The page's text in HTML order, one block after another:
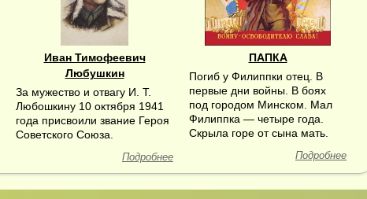
Иван Тимофеевич
Любушкин
За мужество и отвагу И. Т.
Любошкину 10 октября 1941
года присвоили звание Героя
Советского Союза.
Подробнее
ПАПКА
Погиб у Филиппки отец. В
первые дни войны. В боях
под городом Минском. Мал
Филиппка — четыре года.
Скрыла горе от сына мать.
Подробнее